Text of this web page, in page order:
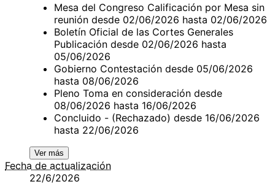
Mesa del Congreso Calificación por Mesa sin
reunión desde 02/06/2026 hasta 02/06/2026
Boletín Oficial de las Cortes Generales
Publicación desde 02/06/2026 hasta
05/06/2026
Gobierno Contestación desde 05/06/2026
hasta 08/06/2026
Pleno Toma en consideración desde
08/06/2026 hasta 16/06/2026
Concluido - (Rechazado) desde 16/06/2026
hasta 22/06/2026
Ver más
Fecha de actualización
22/6/2026